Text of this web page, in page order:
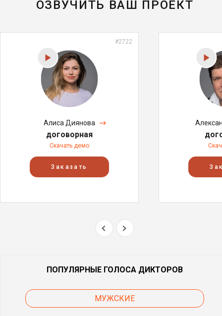
ОЗВУЧИТЬ ВАШ ПРОЕКТ
#2722
Алиса Диянова
договорная
Скачать демо
Заказать
ПОПУЛЯРНЫЕ ГОЛОСА ДИКТОРОВ
МУЖСКИЕ